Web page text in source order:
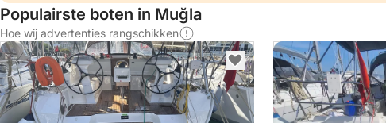
Populairste boten in Muğla
Hoe wij advertenties rangschikken